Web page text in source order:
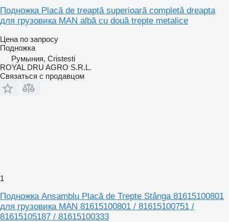
Подножка Placă de treaptă superioară completă dreapta
для грузовика MAN albă cu două trepte metalice
Цена по запросу
Подножка
Румыния, Cristesti
ROYAL DRU AGRO S.R.L.
Связаться с продавцом
1
Подножка Ansamblu Placă de Trepte Stânga 81615100801
для грузовика MAN 81615100801 / 81615100751 /
81615105187 / 81615100333